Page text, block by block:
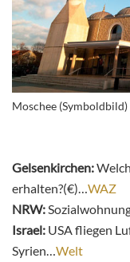
Moschee
Gelsenkirchen:
erhalten?(€)… WAZ
NRW:
Israel: USA fliegen
Syrien… Welt